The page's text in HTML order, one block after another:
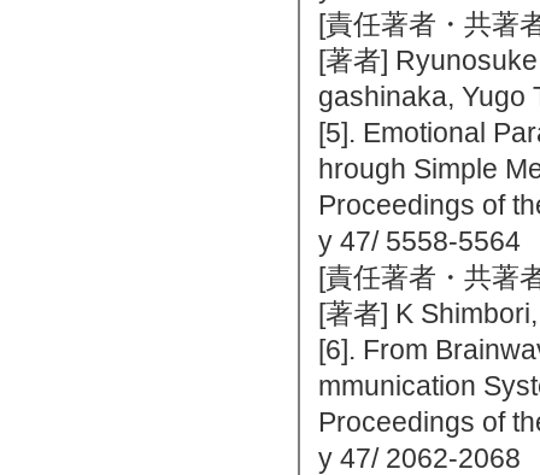
[責任著者・共著
[著者]
gashinaka, Yugo
[5]. Emotional
hrough Simple
Proceedings of
y 47/ 5558-5564
[責任著者・共著
[著者] K
[6]. From
mmunication
Proceedings of
y 47/ 2062-2068